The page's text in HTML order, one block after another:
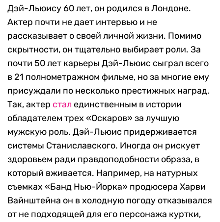
Дэй-Льюису 60 лет, он родился в Лондоне.
Актер почти не дает интервью и не
рассказывает о своей личной жизни. Помимо
скрытности, он тщательно выбирает роли. За
почти 50 лет карьеры Дэй-Льюис сыграл всего
в 21 полнометражном фильме, но за многие ему
присуждали по несколько престижных наград.
Так, актер стал единственным в истории
обладателем трех «Оскаров» за лучшую
мужскую роль. Дэй-Льюис придерживается
системы Станиславского. Иногда он рискует
здоровьем ради правдоподобности образа, в
который вживается. Например, на натурных
съемках «Банд Нью-Йорка» продюсера Харви
Вайнштейна он в холодную погоду отказывался
от не подходящей для его персонажа куртки,